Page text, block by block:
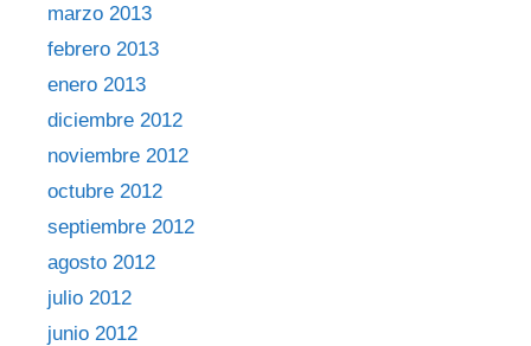
marzo 2013
febrero 2013
enero 2013
diciembre 2012
noviembre 2012
octubre 2012
septiembre 2012
agosto 2012
julio 2012
junio 2012